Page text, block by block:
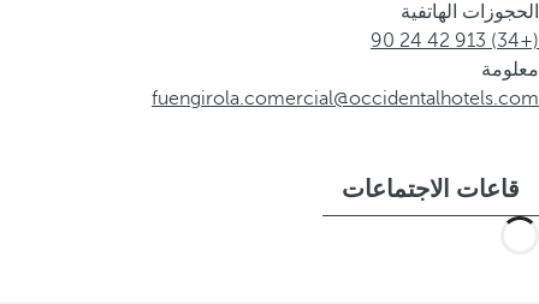
الحجوزات الهاتفية
(+34) 913 42 24 90
معلومة
fuengirola.comercial@occidentalhotels.com
قاعات الاجتماعات